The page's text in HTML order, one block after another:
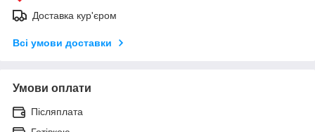
Доставка кур'єром
Всі умови доставки
Умови оплати
Післяплата